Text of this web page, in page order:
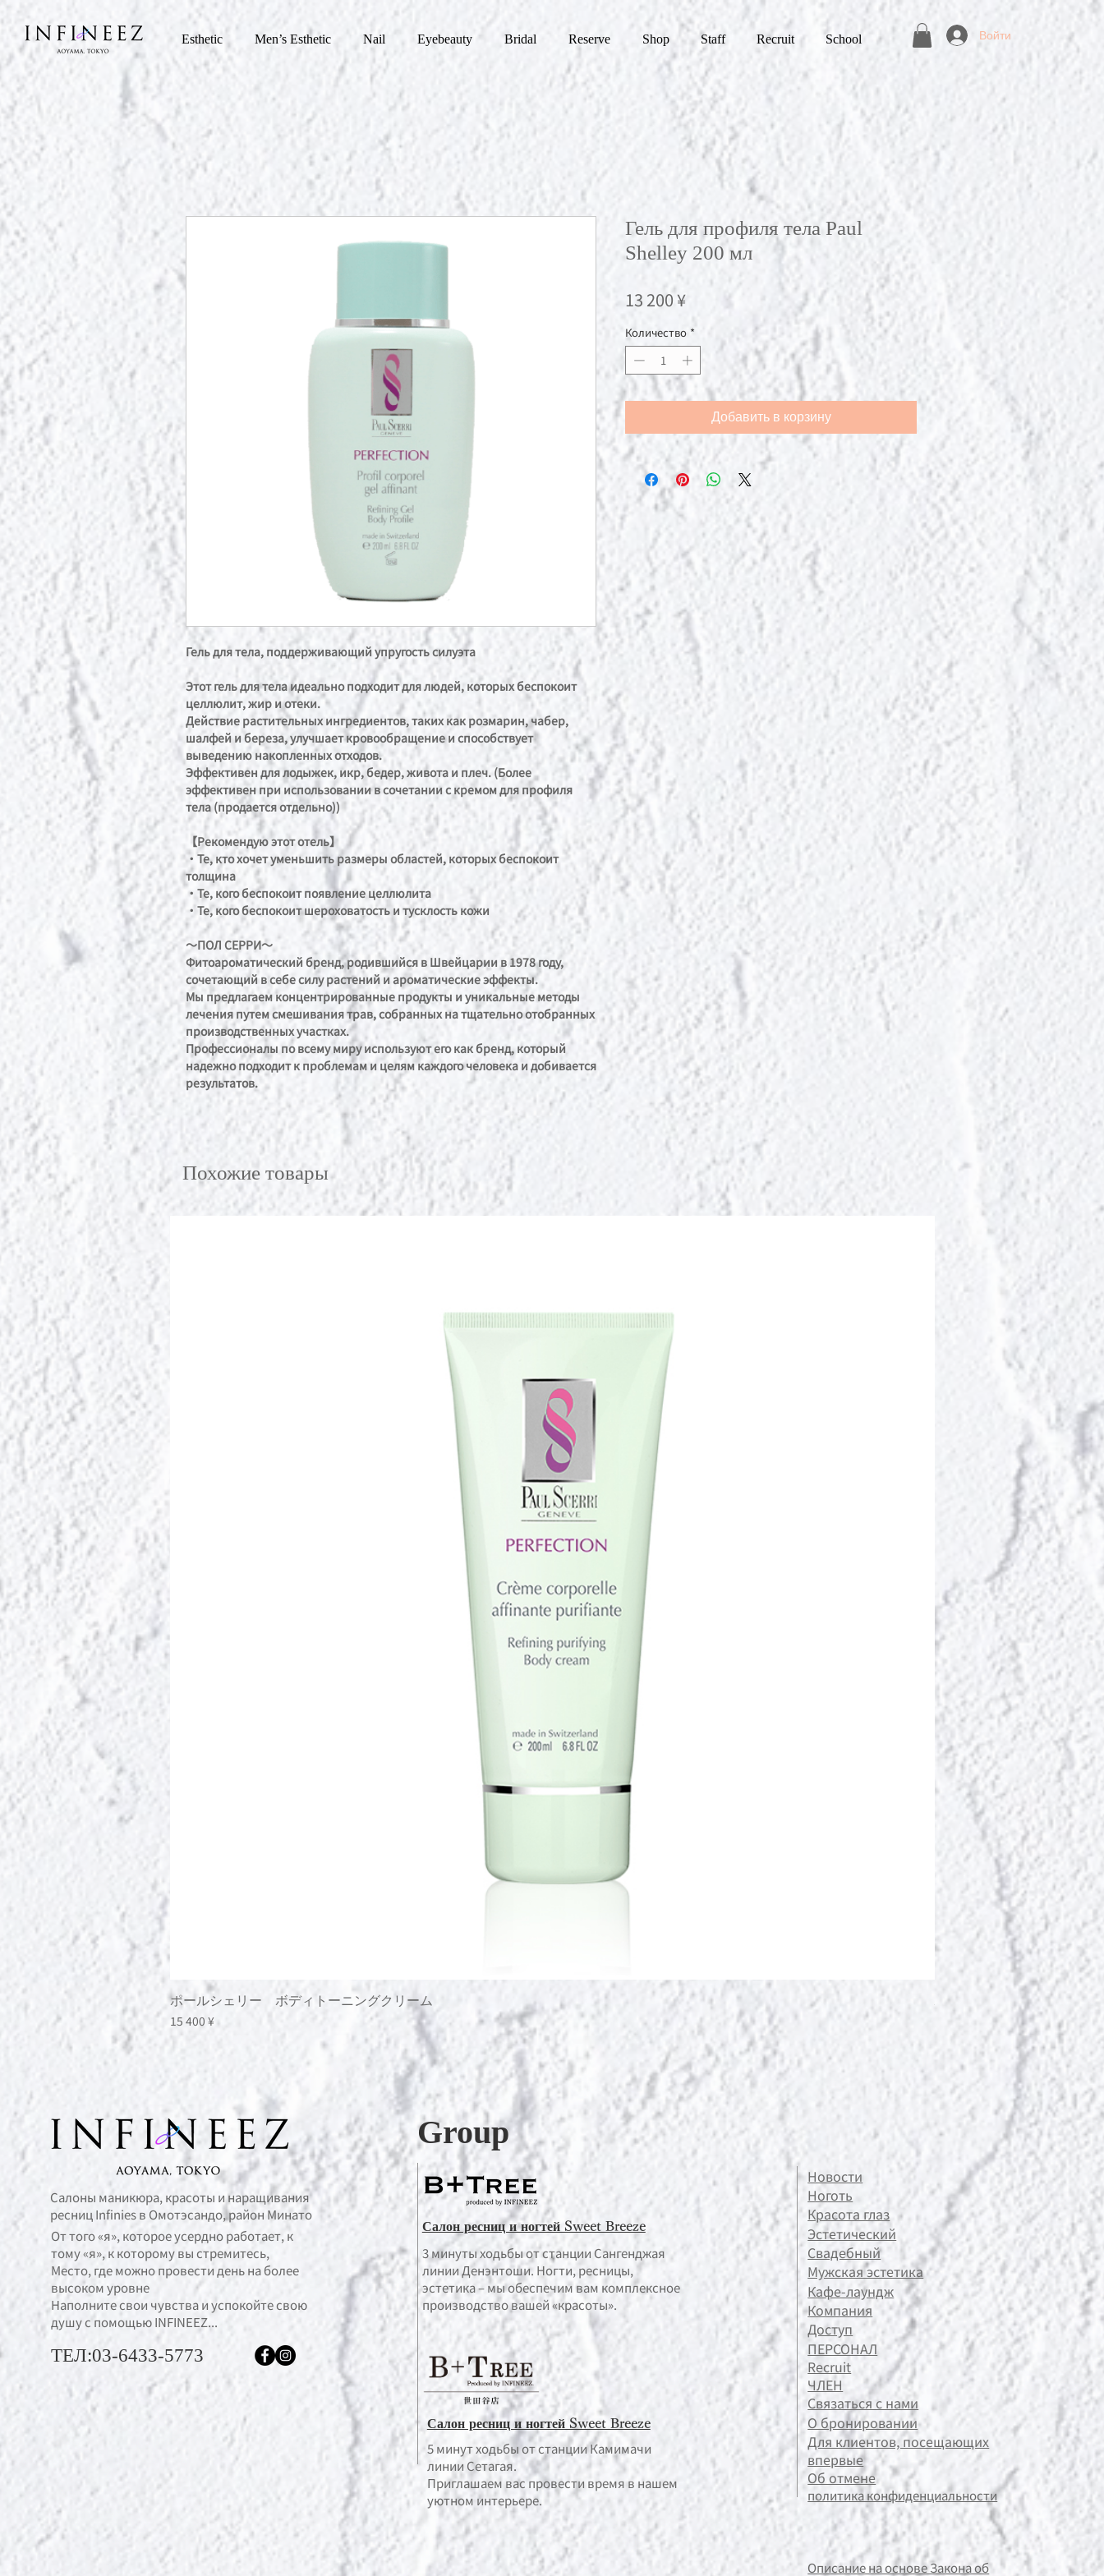
Esthetic Men’s Esthetic Nail Eyebeauty Bridal Reserve Shop Staff Recruit School Войти
Гель для тела, поддерживающий упругость силуэта
Этот гель для тела идеально подходит для людей, которых беспокоит
целлюлит, жир и отеки.
Действие растительных ингредиентов, таких как розмарин, чабер,
шалфей и береза, улучшает кровообращение и способствует
выведению накопленных отходов.
Эффективен для лодыжек, икр, бедер, живота и плеч. (Более
эффективен при использовании в сочетании с кремом для профиля
тела (продается отдельно))
【Рекомендую этот отель】
・Те, кто хочет уменьшить размеры областей, которых беспокоит
толщина
・Те, кого беспокоит появление целлюлита
・Те, кого беспокоит шероховатость и тусклость кожи
～ПОЛ СЕРРИ～
Фитоароматический бренд, родившийся в Швейцарии в 1978 году,
сочетающий в себе силу растений и ароматические эффекты.
Мы предлагаем концентрированные продукты и уникальные методы
лечения путем смешивания трав, собранных на тщательно отобранных
производственных участках.
Профессионалы по всему миру используют его как бренд, который
надежно подходит к проблемам и целям каждого человека и добивается
результатов.
Гель для профиля тела Paul
Shelley 200 мл
13 200 ¥Цена
Количество *
Добавить в корзину
Похожие товары
Быстрый просмотр
ポールシェリー ボディトーニングクリーム
Цена
15 400 ¥
ポールシェリー ボディト
Салоны маникюра, красоты и наращивания
ресниц Infinies в Омотэсандо, район Минато
От того «я», которое усердно работает, к
тому «я», к которому вы стремитесь,
Место, где можно провести день на более
высоком уровне
Наполните свои чувства и успокойте свою
душу с помощью INFINEEZ...
ТЕЛ:03-6433-5773
Group
3 минуты ходьбы от станции Сангенджая
линии Денэнтоши. Ногти, ресницы,
эстетика – мы обеспечим вам комплексное
производство вашей «красоты».
5 минут ходьбы от станции Камимачи
линии Сетагая.
Приглашаем вас провести время в нашем
уютном интерьере.
Салон ресниц и ногтей Sweet Breeze
Салон ресниц и ногтей Sweet Breeze
Новости
Ноготь
Красота глаз
Эстетический
Свадебный
Мужская эстетика
Кафе-лаундж
Компания
Доступ
ПЕРСОНАЛ
Recruit
ЧЛЕН
Связаться с нами
О бронировании
Для клиентов, посещающих
впервые
Об отмене
политика конфиденциальности
Описание на основе Закона об